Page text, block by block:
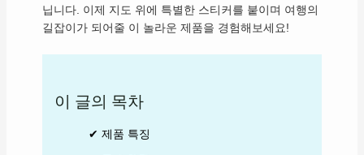
닙니다. 이제 지도 위에 특별한 스티커를 붙이며 여행의
길잡이가 되어줄 이 놀라운 제품을 경험해보세요!
이 글의 목차
✔ 제품 특징